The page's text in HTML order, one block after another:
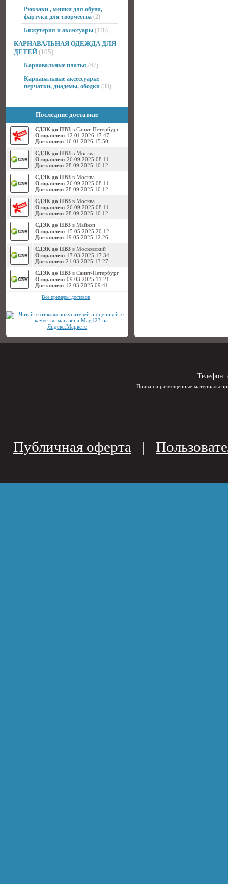
Рюкзаки , мешки для обуви,
фартуки для творчества (2)
Бижутерия и аксессуары (148)
КАРНАВАЛЬНАЯ ОДЕЖДА ДЛЯ
ДЕТЕЙ (105)
Карнавальные платья (67)
Карнавальные аксессуары:
перчатки, диадемы, ободки (38)
Последние доставки:
СДЭК до ПВЗ в Санкт-Петербург
Отправлен: 12.01.2026 17:47
Доставлен: 16.01.2026 15:50
СДЭК до ПВЗ в Москва
Отправлен: 26.09.2025 08:11
Доставлен: 28.09.2025 10:12
СДЭК до ПВЗ в Москва
Отправлен: 26.09.2025 08:11
Доставлен: 28.09.2025 10:12
СДЭК до ПВЗ в Москва
Отправлен: 26.09.2025 08:11
Доставлен: 28.09.2025 10:12
СДЭК до ПВЗ в Майкоп
Отправлен: 15.05.2025 20:12
Доставлен: 19.05.2025 12:26
СДЭК до ПВЗ в Московский
Отправлен: 17.03.2025 17:34
Доставлен: 21.03.2025 13:27
СДЭК до ПВЗ в Санкт-Петербург
Отправлен: 09.03.2025 11:21
Доставлен: 12.03.2025 09:41
Все примеры доставок
Телефон:
Права на размещённые материалы
Публичная оферта |